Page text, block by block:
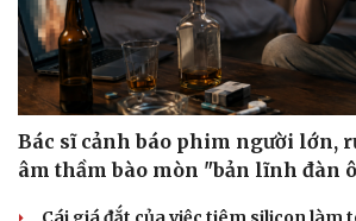
Bác sĩ cảnh báo phim người lớn,
âm thầm bào mòn "bản lĩnh đàn